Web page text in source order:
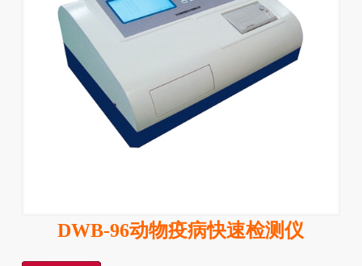
DWB-96动物疫病快速检测仪